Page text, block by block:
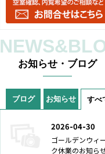
お知らせ・ブログ
すべ
お知らせ
ブログ